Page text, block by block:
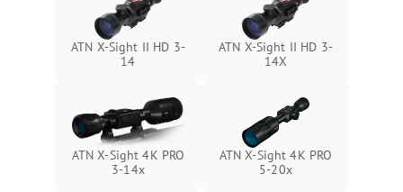
ATN X-Sight II HD 3-
14
ATN X-Sight II HD 3-
14X
ATN X-Sight 4K PRO
3-14x
ATN X-Sight 4K PRO
5-20x